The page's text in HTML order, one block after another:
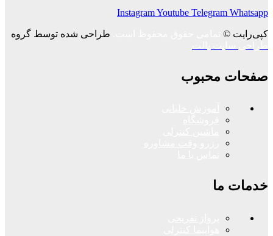
InstagramYoutube Telegram Whatsapp
کپی‌رایت ©
طراحی شده توسط گروه
صفحات محبوب
خدمات ما